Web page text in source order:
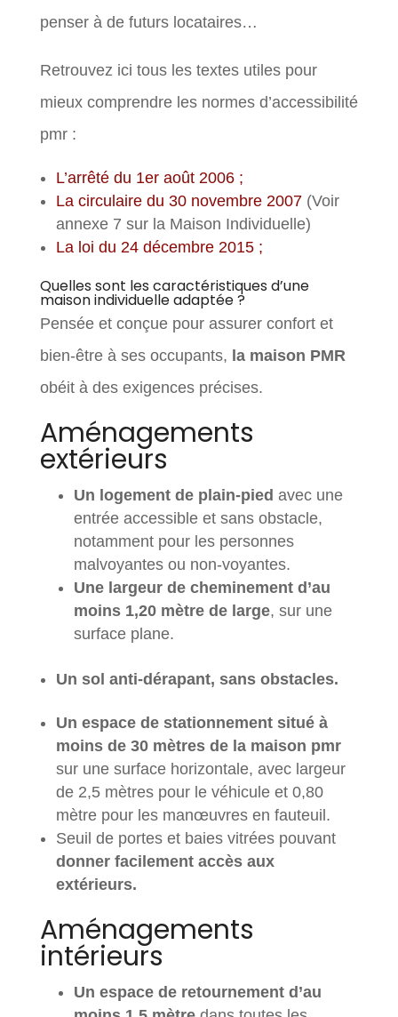
penser à de futurs locataires…
Retrouvez ici tous les textes utiles pour
mieux comprendre les normes d’accessibilité
pmr :
L’arrêté du 1er août 2006 ;
La circulaire du 30 novembre 2007(Voir
annexe 7 sur la Maison Individuelle)
La loi du 24 décembre 2015 ;
Quelles sont les caractéristiques d’une
maison individuelle adaptée ?
Pensée et conçue pour assurer confort et
bien-être à ses occupants, la maison PMR
obéit à des exigences précises.
Aménagements
extérieurs
Un logement de plain-pied avec une
entrée accessible et sans obstacle,
notamment pour les personnes
malvoyantes ou non-voyantes.
Une largeur de cheminement d’au
moins 1,20 mètre de large, sur une
surface plane.
Un sol anti-dérapant, sans obstacles.
Un espace de stationnement situé à
moins de 30 mètres de la maison pmr
sur une surface horizontale, avec largeur
de 2,5 mètres pour le véhicule et 0,80
mètre pour les manœuvres en fauteuil.
Seuil de portes et baies vitrées pouvant
donner facilement accès aux
extérieurs.
Aménagements
intérieurs
Un espace de retournement d’au